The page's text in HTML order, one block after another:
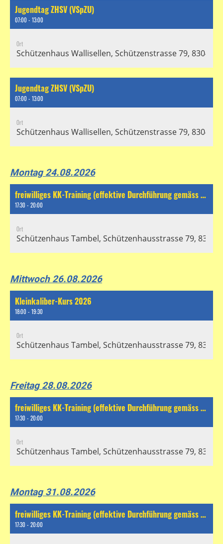
Jugendtag ZHSV (VSpZU)
07:00 - 13:00
Ort
Schützenhaus Wallisellen, Schützenstrasse 79, 8304
Jugendtag ZHSV (VSpZU)
07:00 - 13:00
Ort
Schützenhaus Wallisellen, Schützenstrasse 79, 8304
Montag 24.08.2026
freiwilliges KK-Training (effektive Durchführung gemäss separatem Chat)
17:30 - 20:00
Ort
Schützenhaus Tambel, Schützenhausstrasse 79, 8304
Mittwoch 26.08.2026
Kleinkaliber-Kurs 2026
18:00 - 19:30
Ort
Schützenhaus Tambel, Schützenhausstrasse 79, 8304
Freitag 28.08.2026
freiwilliges KK-Training (effektive Durchführung gemäss separatem Chat)
17:30 - 20:00
Ort
Schützenhaus Tambel, Schützenhausstrasse 79, 8304
Montag 31.08.2026
freiwilliges KK-Training (effektive Durchführung gemäss separatem Chat)
17:30 - 20:00